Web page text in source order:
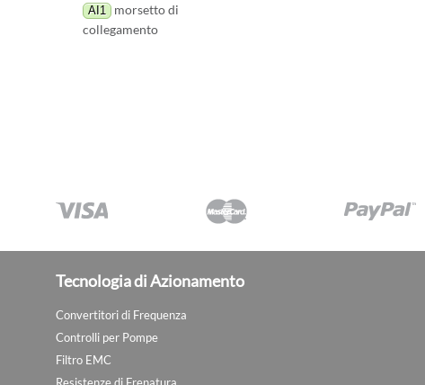
AI1
morsetto di
collegamento
Tecnologia di Azionamento
Convertitori di Frequenza
Controlli per Pompe
Filtro EMC